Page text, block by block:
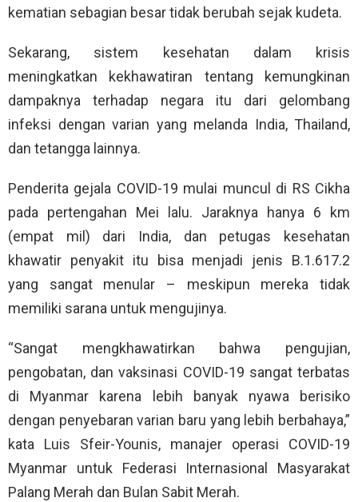
kematian sebagian besar tidak berubah sejak kudeta.
Sekarang, sistem kesehatan dalam krisis
meningkatkan kekhawatiran tentang kemungkinan
dampaknya terhadap negara itu dari gelombang
infeksi dengan varian yang melanda India, Thailand,
dan tetangga lainnya.
Penderita gejala COVID-19 mulai muncul di RS Cikha
pada pertengahan Mei lalu. Jaraknya hanya 6 km
(empat mil) dari India, dan petugas kesehatan
khawatir penyakit itu bisa menjadi jenis B.1.617.2
yang sangat menular – meskipun mereka tidak
memiliki sarana untuk mengujinya.
“Sangat mengkhawatirkan bahwa pengujian,
pengobatan, dan vaksinasi COVID-19 sangat terbatas
di Myanmar karena lebih banyak nyawa berisiko
dengan penyebaran varian baru yang lebih berbahaya,”
kata Luis Sfeir-Younis, manajer operasi COVID-19
Myanmar untuk Federasi Internasional Masyarakat
Palang Merah dan Bulan Sabit Merah.